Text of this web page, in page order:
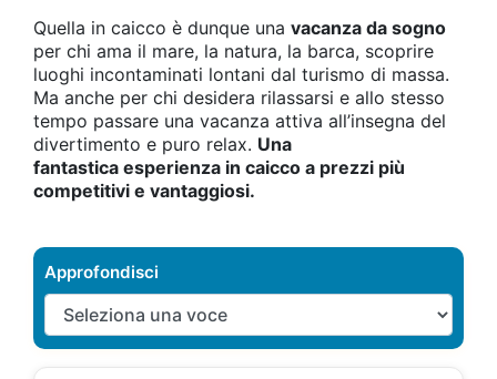
Quella in caicco è dunque una vacanza da sogno
per chi ama il mare, la natura, la barca, scoprire
luoghi incontaminati lontani dal turismo di massa.
Ma anche per chi desidera rilassarsi e allo stesso
tempo passare una vacanza attiva all’insegna del
divertimento e puro relax. Una
fantastica esperienza in caicco a prezzi più
competitivi e vantaggiosi.
Approfondisci